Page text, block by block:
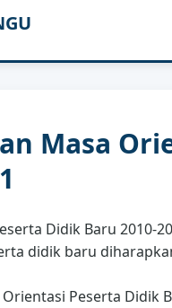
Masa
Didik Baru 2010-
didik baru
Peserta Didik